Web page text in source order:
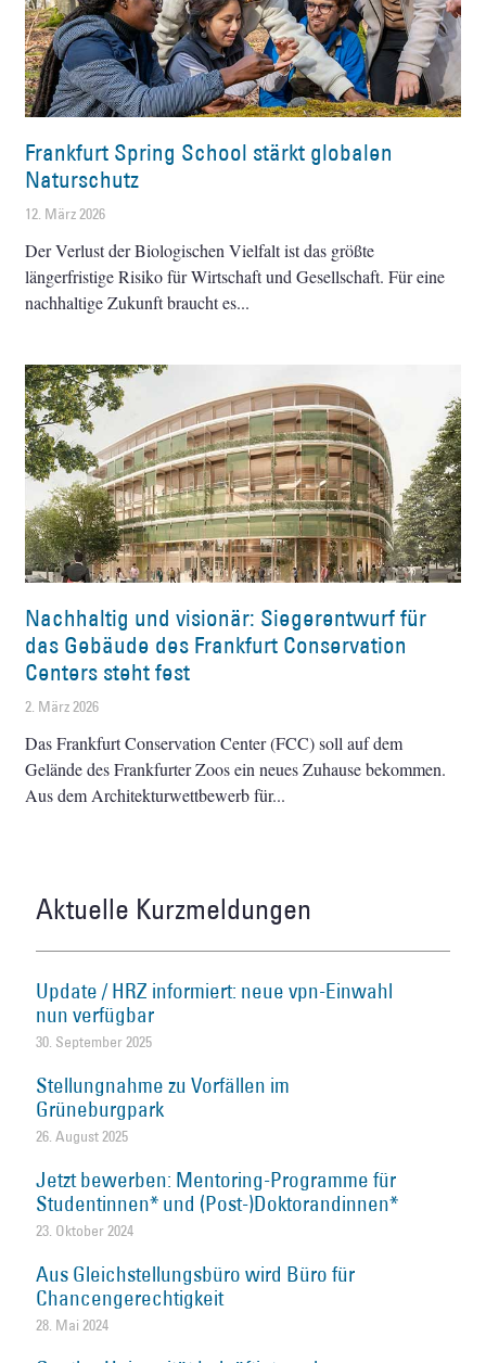
Frankfurt Spring School stärkt globalen
Naturschutz
12. März 2026
Der Verlust der Biologischen Vielfalt ist das größte
längerfristige Risiko für Wirtschaft und Gesellschaft. Für eine
nachhaltige Zukunft braucht es
Nachhaltig und visionär: Siegerentwurf für
das Gebäude des Frankfurt Conservation
Centers steht fest
2. März 2026
Das Frankfurt Conservation Center (FCC) soll auf dem
Gelände des Frankfurter Zoos ein neues Zuhause bekommen.
Aus dem Architekturwettbewerb für
Aktuelle Kurzmeldungen
Update / HRZ informiert: neue vpn-Einwahl
nun verfügbar
30. September 2025
Stellungnahme zu Vorfällen im
Grüneburgpark
26. August 2025
Jetzt bewerben: Mentoring-Programme für
Studentinnen* und (Post-)Doktorandinnen*
23. Oktober 2024
Aus Gleichstellungsbüro wird Büro für
Chancengerechtigkeit
28. Mai 2024